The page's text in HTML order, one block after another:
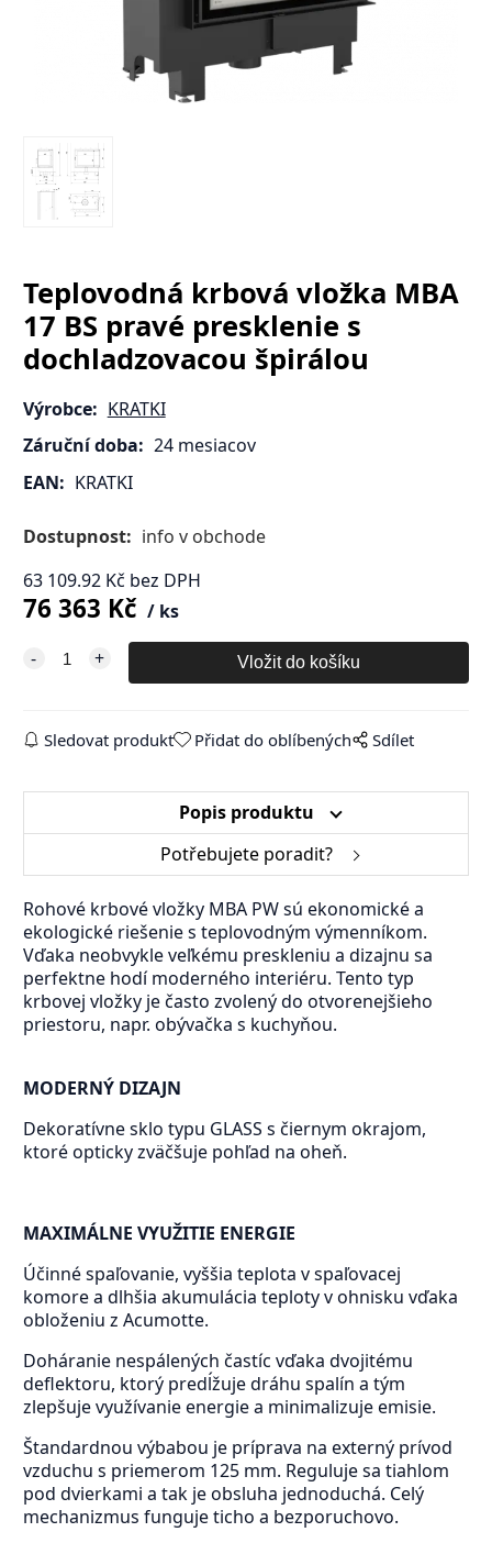
Teplovodná krbová vložka MBA
17 BS pravé presklenie s
dochladzovacou špirálou
Výrobce: KRATKI
Záruční doba: 24 mesiacov
EAN: KRATKI
Dostupnost: info v obchode
63 109.92Kč bez DPH
76 363 Kč ks
Sledovat produkt Přidat do oblíbených Sdílet
Popis produktu
Potřebujete poradit?
Rohové krbové vložky MBA PW sú ekonomické a
ekologické riešenie s teplovodným výmenníkom.
Vďaka neobvykle veľkému preskleniu a dizajnu sa
perfektne hodí moderného interiéru. Tento typ
krbovej vložky je často zvolený do otvorenejšieho
priestoru, napr. obývačka s kuchyňou.
MODERNÝ DIZAJN
Dekoratívne sklo typu GLASS s čiernym okrajom,
ktoré opticky zväčšuje pohľad na oheň.
MAXIMÁLNE VYUŽITIE ENERGIE
Účinné spaľovanie, vyššia teplota v spaľovacej
komore a dlhšia akumulácia teploty v ohnisku vďaka
obloženiu z Acumotte.
Doháranie nespálených častíc vďaka dvojitému
deflektoru, ktorý predĺžuje dráhu spalín a tým
zlepšuje využívanie energie a minimalizuje emisie.
Štandardnou výbabou je príprava na externý prívod
vzduchu s priemerom 125 mm. Reguluje sa tiahlom
pod dvierkami a tak je obsluha jednoduchá. Celý
mechanizmus funguje ticho a bezporuchovo.